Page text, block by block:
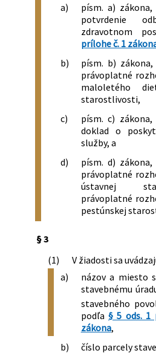
a)
písm. a)
potvrdenie
zdravotnom
prílohe č. 1
b)
písm. b)
právoplatné
maloletého
starostlivosti,
c)
písm. c)
doklad o
služby, a
d)
písm. d)
právoplatné
ústavnej
právoplatné
pestúnskej
§ 3
(1)
V žiadosti sa
a)
názov a miesto
stavebnému
stavebného
podľa§ 5 ods. 1
zákona,
b)
číslo parcely